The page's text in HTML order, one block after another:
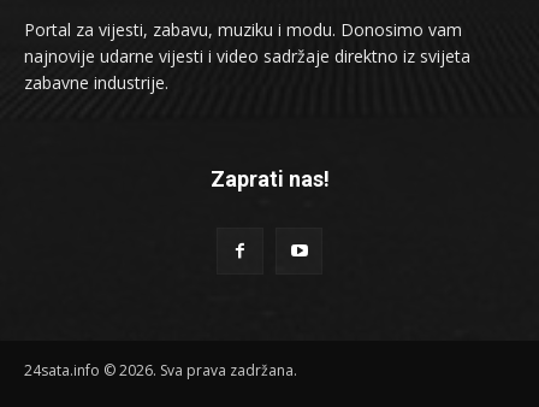
Portal za vijesti, zabavu, muziku i modu. Donosimo vam
najnovije udarne vijesti i video sadržaje direktno iz svijeta
zabavne industrije.
Zaprati nas!
24sata.info © 2026. Sva prava zadržana.